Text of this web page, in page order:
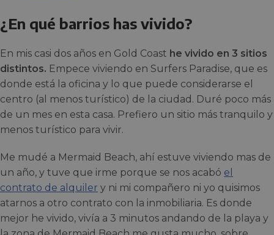
¿En qué barrios has vivido?
En mis casi dos años en Gold Coast he vivido en 3 sitios
distintos. Empece viviendo en Surfers Paradise, que es
donde está la oficina y lo que puede considerarse el
centro (al menos turístico) de la ciudad. Duré poco más
de un mes en esta casa. Prefiero un sitio más tranquilo y
menos turístico para vivir.
Me mudé a Mermaid Beach, ahí estuve viviendo mas de
un año, y tuve que irme porque se nos acabó el
contrato de alquiler y ni mi compañero ni yo quisimos
atarnos a otro contrato con la inmobiliaria. Es donde
mejor he vivido, vivía a 3 minutos andando de la playa y